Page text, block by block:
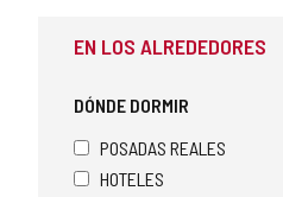
EN LOS ALREDEDORES
DÓNDE DORMIR
POSADAS REALES
HOTELES